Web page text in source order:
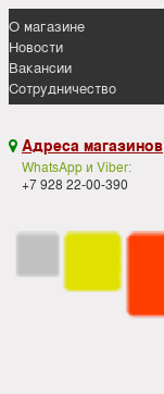
О магазине
Новости
Вакансии
Сотрудничество
 Адреса магазинов
WhatsApp и Viber:
+7 928 22-00-390